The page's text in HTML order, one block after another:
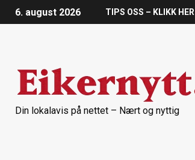
6. august 2026 TIPS OSS – KLIKK HER
Din lokalavis på nettet – Nært og nyttig